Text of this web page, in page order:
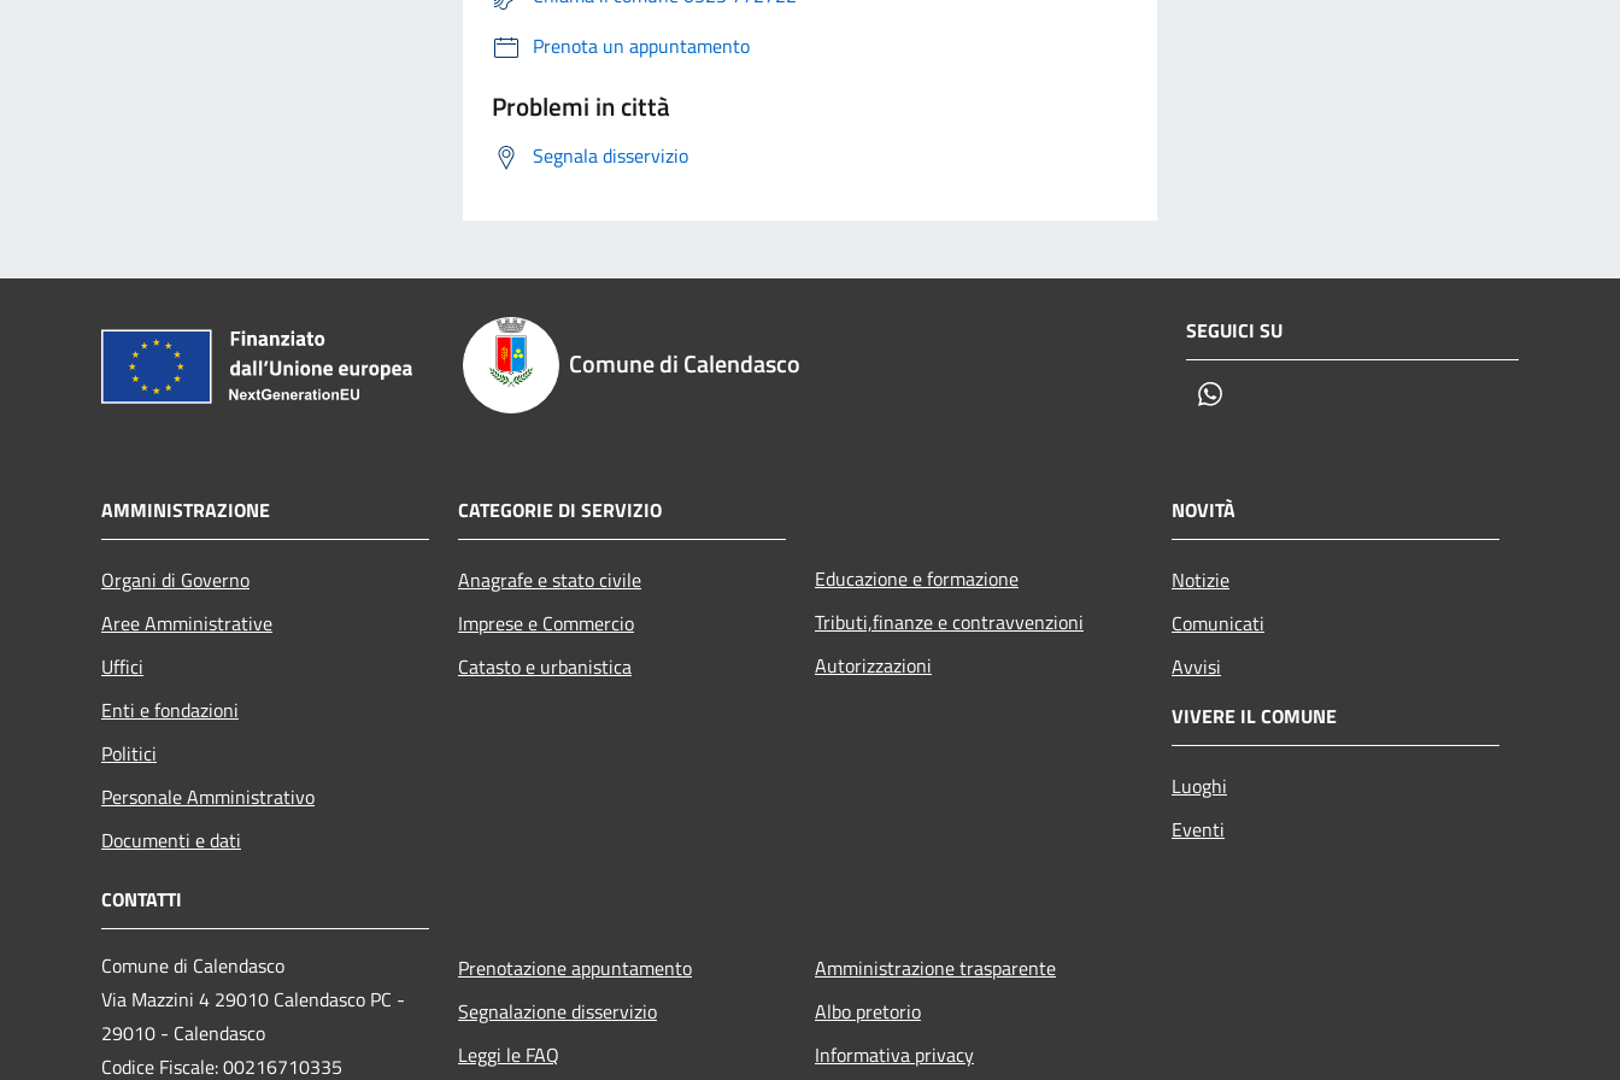
Prenota un appuntamento
Problemi in città
Segnala disservizio
Comune di Calendasco
SEGUICI SU
AMMINISTRAZIONE
Organi di Governo
Aree Amministrative
Uffici
Enti e fondazioni
Politici
Personale Amministrativo
Documenti e dati
CATEGORIE DI SERVIZIO
Anagrafe e stato civile
Imprese e Commercio
Catasto e urbanistica
Educazione e formazione
Tributi,finanze e contravvenzioni
Autorizzazioni
NOVITÀ
Notizie
Comunicati
Avvisi
VIVERE IL COMUNE
Luoghi
Eventi
CONTATTI
Comune di Calendasco
Via Mazzini 4 29010 Calendasco PC -
29010 - Calendasco
Codice Fiscale: 00216710335
Prenotazione appuntamento
Segnalazione disservizio
Leggi le FAQ
Amministrazione trasparente
Albo pretorio
Informativa privacy